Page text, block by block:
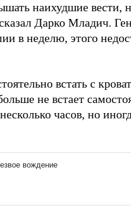
наихудшие вести,
Дарко Младич.
в неделю, этого
встать с
не встает
часов, но